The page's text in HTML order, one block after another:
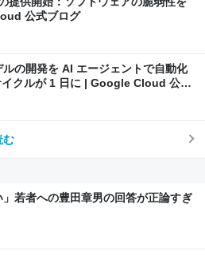
公式ブログ
の開発を AI エージェントで自動化
クルが 1 日に | Google Cloud 公式
む
」若者への豊田章男の回答が正論すぎ